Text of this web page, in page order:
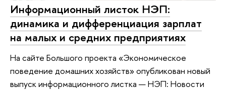
Информационный листок НЭП:
динамика и дифференциация зарплат
на малых и средних предприятиях
На сайте Большого проекта «Экономическое
поведение домашних хозяйств» опубликован новый
выпуск информационного листка — НЭП: Новости